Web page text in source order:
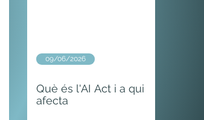
Què és l'AI Act i a qui
afecta
09/06/2026